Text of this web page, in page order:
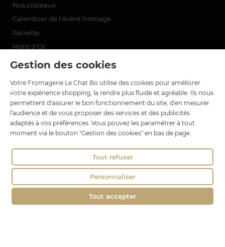
Gestion des cookies
Votre Fromagerie Le Chat Bo utilise des cookies pour améliorer
votre expérience shopping, la rendre plus fluide et agréable. Ils nous
permettent d'assurer le bon fonctionnement du site, d'en mesurer
l'audience et de vous proposer des services et des publicités
adaptés à vos préférences. Vous pouvez les paramétrer à tout
moment via le bouton "Gestion des cookies" en bas de page.
Tout accepter
Tout refuser
Personnaliser
Nos plateaux
Calendrier de l'Avent fromage
Raclette
Mont d’Or
Fondue
Contact
Le Chat Bo
18 rue Brillat Savarin
01100 OYONNAX
Tél. : 04 74 75 60 21
contact@fromagerie-lechatbo.fr